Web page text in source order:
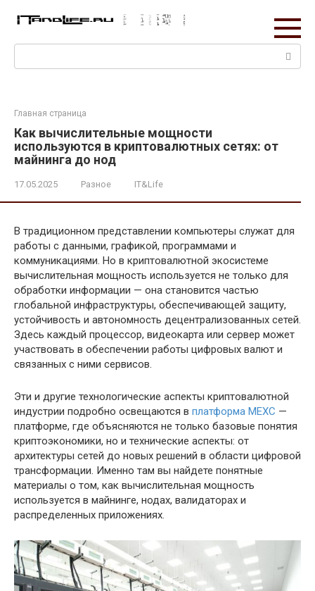
Поиск:
Главная страница
Как вычислительные мощности
используются в криптовалютных сетях: от
майнинга до нод
17.05.2025 Разное IT&Life
В традиционном представлении компьютеры служат для
работы с данными, графикой, программами и
коммуникациями. Но в криптовалютной экосистеме
вычислительная мощность используется не только для
обработки информации — она становится частью
глобальной инфраструктуры, обеспечивающей защиту,
устойчивость и автономность децентрализованных сетей.
Здесь каждый процессор, видеокарта или сервер может
участвовать в обеспечении работы цифровых валют и
связанных с ними сервисов.
Эти и другие технологические аспекты криптовалютной
индустрии подробно освещаются в платформа MEXC —
платформе, где объясняются не только базовые понятия
криптоэкономики, но и технические аспекты: от
архитектуры сетей до новых решений в области цифровой
трансформации. Именно там вы найдете понятные
материалы о том, как вычислительная мощность
используется в майнинге, нодах, валидаторах и
распределенных приложениях.